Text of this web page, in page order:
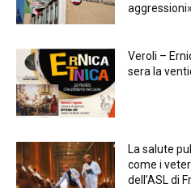
aggressioni»
Veroli –
sera la
La salute
come i
dell’ASL di